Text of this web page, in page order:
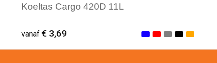
Koeltas Cargo 420D 11L
vanaf € 3,69